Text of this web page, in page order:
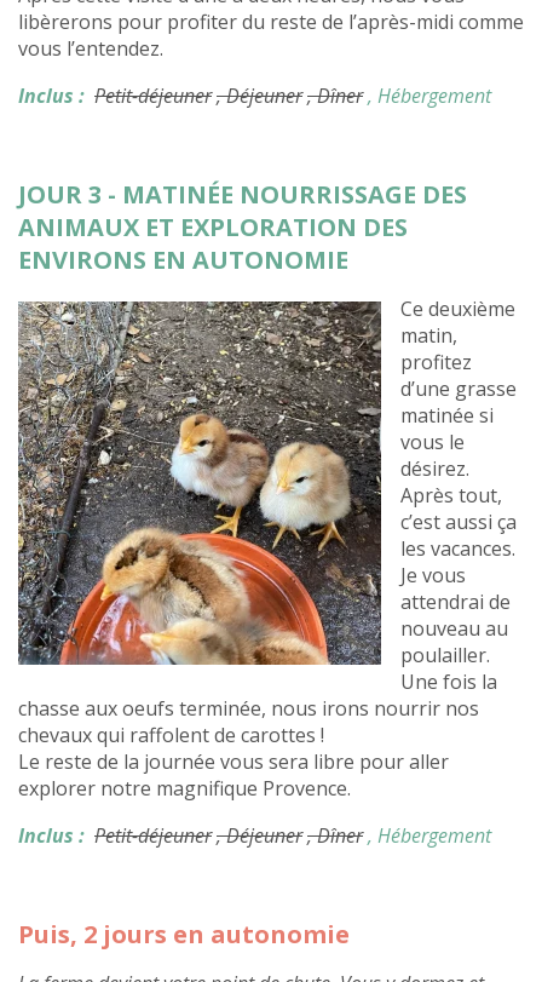
libèrerons pour profiter du reste de l’après-midi comme
vous l’entendez.
Inclus : Petit-déjeuner, Déjeuner, Dîner, Hébergement
JOUR 3 - MATINÉE NOURRISSAGE DES
ANIMAUX ET EXPLORATION DES
ENVIRONS EN AUTONOMIE
Ce deuxième
matin,
profitez
d’une grasse
matinée si
vous le
désirez.
Après tout,
c’est aussi ça
les vacances.
Je vous
attendrai de
nouveau au
poulailler.
Une fois la
chasse aux oeufs terminée, nous irons nourrir nos
chevaux qui raffolent de carottes !
Le reste de la journée vous sera libre pour aller
explorer notre magnifique Provence.
Inclus : Petit-déjeuner, Déjeuner, Dîner, Hébergement
Puis, 2 jours en autonomie